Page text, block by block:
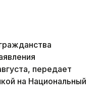
передает
на Национальный